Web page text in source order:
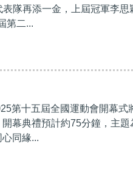
隊再添一金，上屆冠軍李思
第二...
第十五屆全國運動會開幕式
幕典禮預計約75分鐘，主題
同緣...